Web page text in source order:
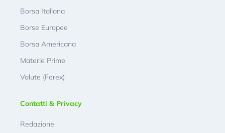
Borsa Italiana
Borse Europee
Borsa Americana
Materie Prime
Valute (Forex)
Contatti & Privacy
Redazione